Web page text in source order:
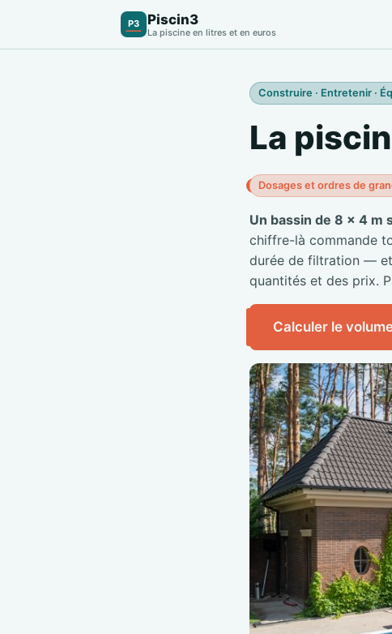
P3 Piscin3
La piscine en litres et en euros
Construire · Entretenir ·
La
Dosages et ordres de
Un bassin de 8 × 4 m
chiffre-là commande
durée de filtration —
quantités et des prix.
Calculer le